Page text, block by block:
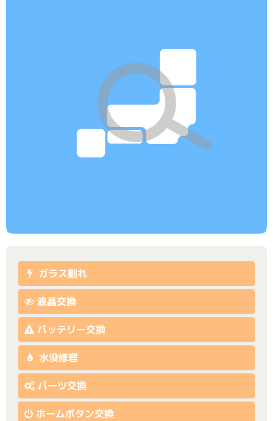
ガラス割れ
液晶交換
バッテリー交換
水没修理
パーツ交換
ホームボタン交換